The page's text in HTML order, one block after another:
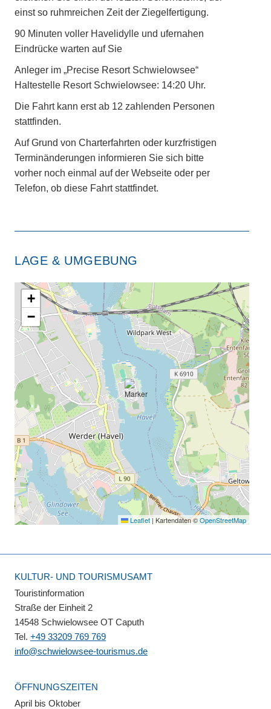
einst so ruhmreichen Zeit der Ziegelfertigung.
90 Minuten voller Havelidylle und ufernahen
Eindrücke warten auf Sie
Anleger im „Precise Resort Schwielowsee“
Haltestelle Resort Schwielowsee: 14:20 Uhr.
Die Fahrt kann erst ab 12 zahlenden Personen
stattfinden.
Auf Grund von Charterfahrten oder kurzfristigen
Terminänderungen informieren Sie sich bitte
vorher noch einmal auf der Webseite oder per
Telefon, ob diese Fahrt stattfindet.
LAGE & UMGEBUNG
+
−
Leaflet| Kartendaten ©OpenStreetMap
KULTUR- UND TOURISMUSAMT
Touristinformation
Straße der Einheit 2
14548 Schwielowsee OT Caputh
Tel. +49 33209 769 769
info@schwielowsee-tourismus.de
ÖFFNUNGSZEITEN
April bis Oktober